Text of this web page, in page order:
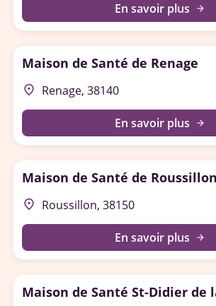
En savoir plus arrow_forward
Maison de Santé de Renage
place Renage, 38140
En savoir plus arrow_forward
Maison de Santé de Roussillon
place Roussillon, 38150
En savoir plus arrow_forward
Maison de Santé St-Didier de